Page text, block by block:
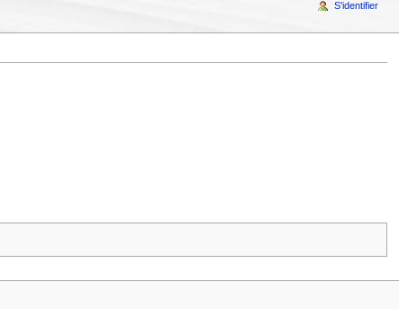
S'identifier